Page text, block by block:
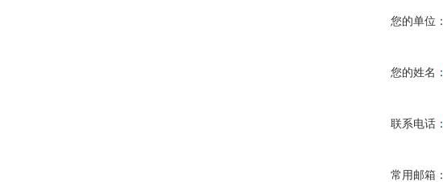
您的单位：
您的姓名：
联系电话：
常用邮箱：